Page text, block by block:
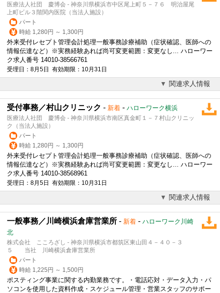
医療法人社団 慶博会 - 神奈川県横浜市中区尾上町５－７６ 明治屋尾
上町ビル３階関内医院（当法人施設）
パート
時給 1,280円 ～ 1,300円
外来受付レセプト管理会計処理一般事務診療補助（症状確認、医師への
情報伝達など）※実務経験あれば尚可変更範囲：変更なし... ハローワー
ク求人番号 14010-38566761
受理日：8月5日 有効期限：10月31日
関連求人情報
受付事務／村山クリニック - 新着 - ハローワーク横浜
医療法人社団 慶博会 - 神奈川県横浜市南区真金町１－７村山クリニッ
ク（当法人施設）
パート
時給 1,280円 ～ 1,300円
外来受付レセプト管理会計処理一般事務診療補助（症状確認、医師への
情報伝達など）※実務経験あれば尚可変更範囲：変更なし... ハローワー
ク求人番号 14010-38568961
受理日：8月5日 有効期限：10月31日
関連求人情報
一般事務／川崎横浜倉庫営業所 - 新着 - ハローワーク川崎
北
株式会社 こころざし - 神奈川県横浜市都筑区東山田４－４０－３
５ 当社 川崎横浜倉庫営業所
パート
時給 1,225円 ～ 1,500円
ポスティング事業に関する内勤業務です。・電話応対・データ入力・パ
ソコンを使用した資料作成・スケジュール管理・営業スタッフのサポー